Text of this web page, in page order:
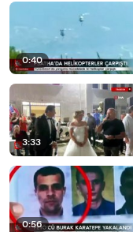
0:40
3:33
0:56